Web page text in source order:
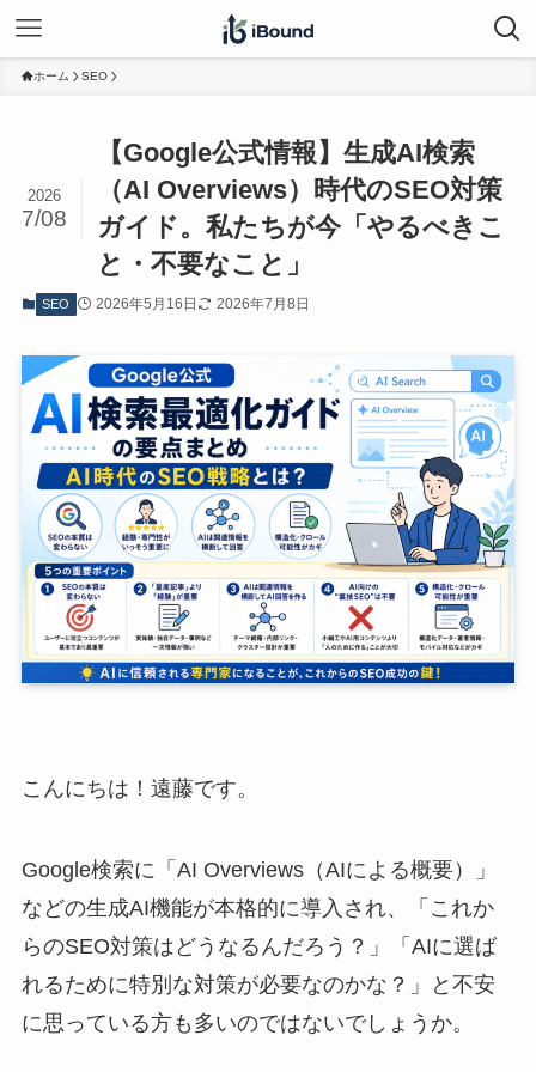
ホーム SEO
【Google公式情報】生成AI検索
（AI Overviews）時代のSEO対策
ガイド。私たちが今「やるべきこ
と・不要なこと」
2026
7/08
SEO 2026年5月16日 2026年7月8日
こんにちは！遠藤です。
Google検索に「AI Overviews（AIによる概要）」
などの生成AI機能が本格的に導入され、「これか
らのSEO対策はどうなるんだろう？」「AIに選ば
れるために特別な対策が必要なのかな？」と不安
に思っている方も多いのではないでしょうか。